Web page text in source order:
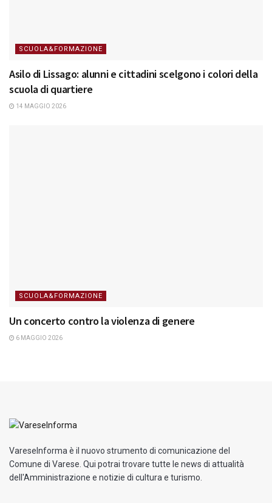
SCUOLA&FORMAZIONE
Asilo di Lissago: alunni e cittadini scelgono i colori della
scuola di quartiere
14 MAGGIO 2026
SCUOLA&FORMAZIONE
Un concerto contro la violenza di genere
6 MAGGIO 2026
VareseInforma è il nuovo strumento di comunicazione del
Comune di Varese. Qui potrai trovare tutte le news di attualità
dell'Amministrazione e notizie di cultura e turismo.